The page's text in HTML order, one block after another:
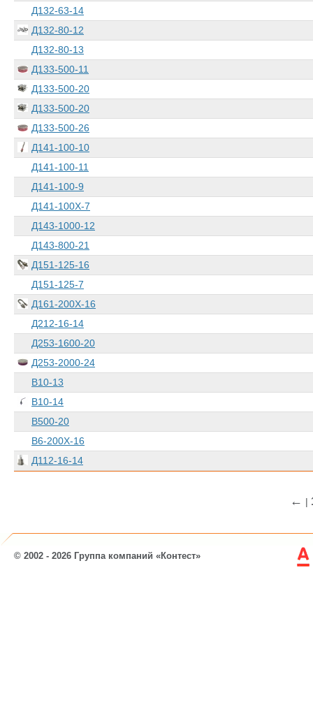
Д132-63-14
Д132-80-12
Д132-80-13
Д133-500-11
Д133-500-20
Д133-500-20
Д133-500-26
Д141-100-10
Д141-100-11
Д141-100-9
Д141-100Х-7
Д143-1000-12
Д143-800-21
Д151-125-16
Д151-125-7
Д161-200Х-16
Д212-16-14
Д253-1600-20
Д253-2000-24
В10-13
В10-14
В500-20
В6-200Х-16
Д112-16-14
← |
© 2002 - 2026 Группа компаний «Контест»